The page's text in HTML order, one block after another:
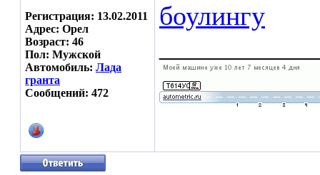
Регистрация: 13.02.2011
Адрес: Орел
Возраст: 46
Пол: Мужской
Автомобиль: Лада
гранта
Сообщений: 472
боулингу